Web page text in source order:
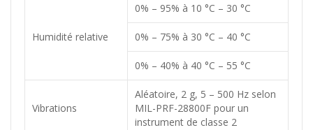
Humidité relative
0% – 95% à 10 °C – 30 °C
0% – 75% à 30 °C – 40 °C
0% – 40% à 40 °C – 55 °C
Vibrations
Aléatoire, 2 g, 5 – 500 Hz selon
MIL-PRF-28800F pour un
instrument de classe 2